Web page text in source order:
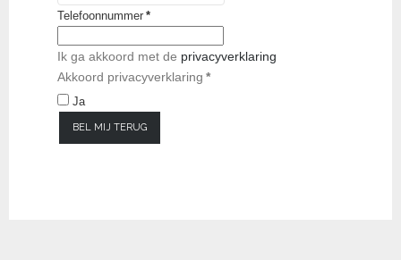
Telefoonnummer *
Ik ga akkoord met de privacyverklaring
Akkoord privacyverklaring *
Ja
BEL MIJ TERUG